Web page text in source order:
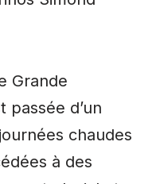
Grande
passée d’un
chaudes
à des